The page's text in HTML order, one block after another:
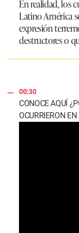
En realidad, los
Latino América
expresión
destructores o
00:30
CONOCE AQUÍ
OCURRIERON